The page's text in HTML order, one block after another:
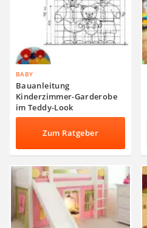
BABY
Bauanleitung
Kinderzimmer-Garderobe
im Teddy-Look
Zum Ratgeber